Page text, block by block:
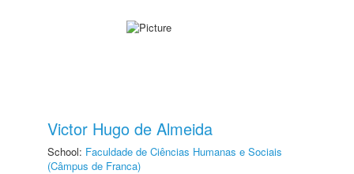
Victor Hugo de Almeida
School: Faculdade de Ciências Humanas e Sociais
(Câmpus de Franca)